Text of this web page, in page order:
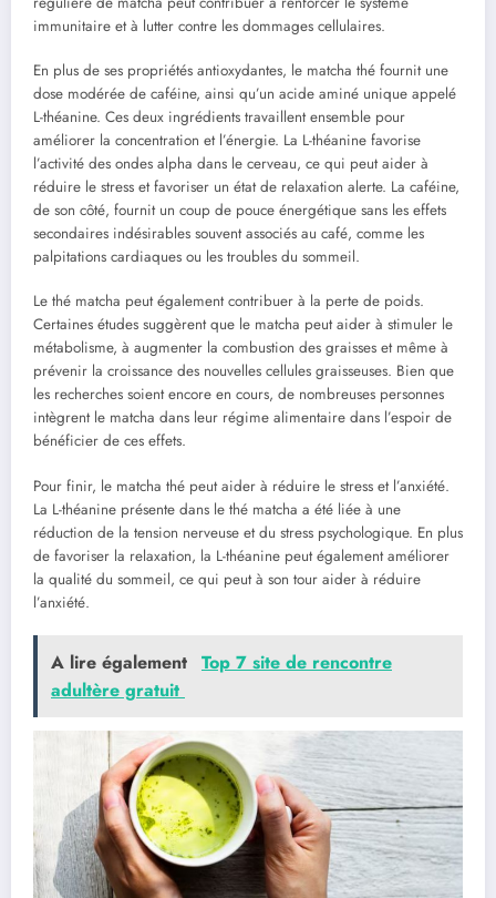
immunitaire et à lutter contre les dommages cellulaires.
En plus de ses propriétés antioxydantes, le matcha thé fournit une
dose modérée de caféine, ainsi qu’un acide aminé unique appelé
L-théanine. Ces deux ingrédients travaillent ensemble pour
améliorer la concentration et l’énergie. La L-théanine favorise
l’activité des ondes alpha dans le cerveau, ce qui peut aider à
réduire le stress et favoriser un état de relaxation alerte. La caféine,
de son côté, fournit un coup de pouce énergétique sans les effets
secondaires indésirables souvent associés au café, comme les
palpitations cardiaques ou les troubles du sommeil.
Le thé matcha peut également contribuer à la perte de poids.
Certaines études suggèrent que le matcha peut aider à stimuler le
métabolisme, à augmenter la combustion des graisses et même à
prévenir la croissance des nouvelles cellules graisseuses. Bien que
les recherches soient encore en cours, de nombreuses personnes
intègrent le matcha dans leur régime alimentaire dans l’espoir de
bénéficier de ces effets.
Pour finir, le matcha thé peut aider à réduire le stress et l’anxiété.
La L-théanine présente dans le thé matcha a été liée à une
réduction de la tension nerveuse et du stress psychologique. En plus
de favoriser la relaxation, la L-théanine peut également améliorer
la qualité du sommeil, ce qui peut à son tour aider à réduire
l’anxiété.
A lire également Top 7 site de rencontre
adultère gratuit